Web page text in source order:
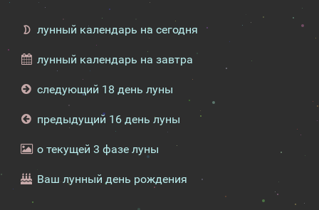
лунный календарь на сегодня
лунный календарь на завтра
следующий 18 день луны
предыдущий 16 день луны
о текущей 3 фазе луны
Ваш лунный день рождения